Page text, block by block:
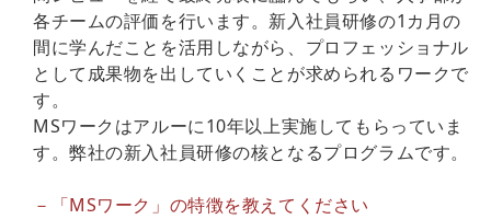
各チームの評価を行います。新入社員研修の1カ月の
間に学んだことを活用しながら、プロフェッショナル
として成果物を出していくことが求められるワークで
す。
MSワークはアルーに10年以上実施してもらっていま
す。弊社の新入社員研修の核となるプログラムです。
－「MSワーク」の特徴を教えてください